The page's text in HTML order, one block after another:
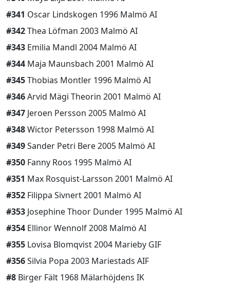
#341 Oscar Lindskogen 1996 Malmö AI
#342Thea Löfman 2003 Malmö AI
#343 Emilia Mandl 2004 Malmö AI
#344 Maja Maunsbach 2001 Malmö AI
#345Thobias Montler 1996 Malmö AI
#346Arvid Mägi Theorin 2001 Malmö AI
#347 Jeroen Persson 2005 Malmö AI
#348Wictor Petersson 1998 Malmö AI
#349Sander Petri Bere 2005 Malmö AI
#350 Fanny Roos 1995 Malmö AI
#351 Max Rosquist-Larsson 2001 Malmö AI
#352 Filippa Sivnert 2001 Malmö AI
#353 Josephine Thoor Dunder 1995 Malmö AI
#354 Ellinor Wennolf 2008 Malmö AI
#355 Lovisa Blomqvist 2004 Marieby GIF
#356Silvia Popa 2003 Mariestads AIF
#8 Birger Fält 1968 Mälarhöjdens IK